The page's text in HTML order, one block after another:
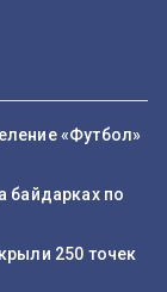
«Футбол»
байдарках по
250 точек